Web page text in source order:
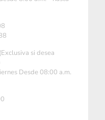
si desea
Desde 08:00 a.m.